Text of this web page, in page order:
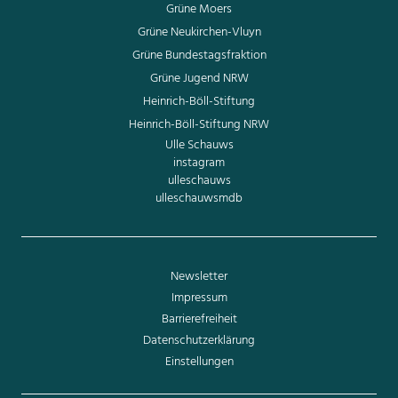
Grüne Moers
Grüne Neukirchen-Vluyn
Grüne Bundestagsfraktion
Grüne Jugend NRW
Heinrich-Böll-Stiftung
Heinrich-Böll-Stiftung NRW
Ulle Schauws
instagram
ulleschauws
ulleschauwsmdb
Newsletter
Impressum
Barrierefreiheit
Datenschutzerklärung
Einstellungen